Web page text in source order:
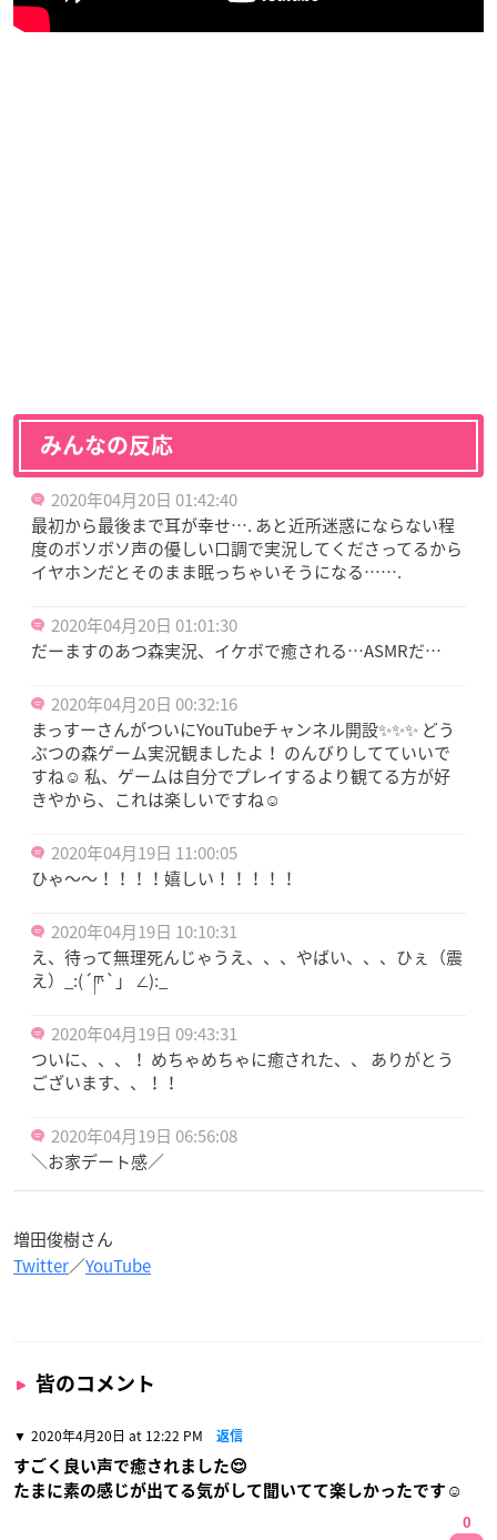
みんなの反応
2020年04月20日 01:42:40
最初から最後まで耳が幸せ…. あと近所迷惑にならない程
度のボソボソ声の優しい口調で実況してくださってるから
イヤホンだとそのまま眠っちゃいそうになる…….
2020年04月20日 01:01:30
だーますのあつ森実況、イケボで癒される…ASMRだ…
2020年04月20日 00:32:16
まっすーさんがついにYouTubeチャンネル開設✨✨✨ どう
ぶつの森ゲーム実況観ましたよ！ のんびりしてていいで
すね☺️ 私、ゲームは自分でプレイするより観てる方が好
きやから、これは楽しいですね☺️
2020年04月19日 11:00:05
ひゃ〜〜！！！！嬉しい！！！！！
2020年04月19日 10:10:31
え、待って無理死んじゃうえ、、、やばい、、、ひぇ（震
え）_:(´ཫ`」 ∠):_
2020年04月19日 09:43:31
ついに、、、！ めちゃめちゃに癒された、、 ありがとう
ございます、、！！
2020年04月19日 06:56:08
＼お家デート感／
増田俊樹さん
Twitter／YouTube
皆のコメント
2020年4月20日 at 12:22 PM 返信
すごく良い声で癒されました😌
たまに素の感じが出てる気がして聞いてて楽しかったです☺️
0